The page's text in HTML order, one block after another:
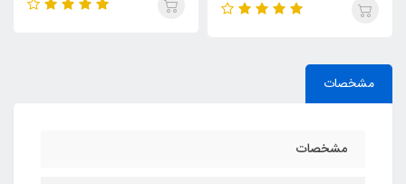
مشخصات
مشخصات